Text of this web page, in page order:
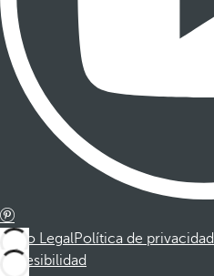
Aviso LegalPolítica de privacidad
Accesibilidad